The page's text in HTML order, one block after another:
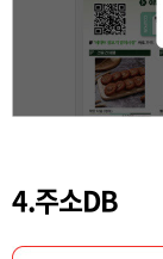
4.주소DB